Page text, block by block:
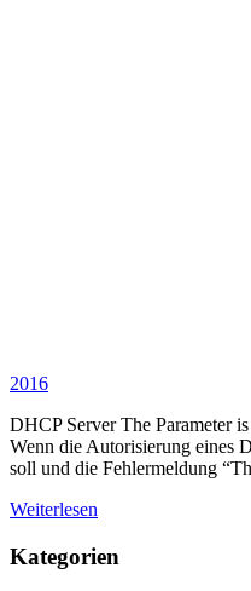
2016
DHCP Server The Parameter
Wenn die Autorisierung eines
soll und die Fehlermeldung
Weiterlesen
Kategorien